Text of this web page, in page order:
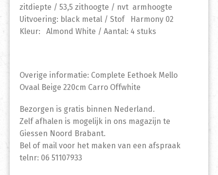
zitdiepte / 53,5 zithoogte / nvt armhoogte
Uitvoering: black metal / Stof Harmony 02
Kleur: Almond White / Aantal: 4 stuks
Overige informatie: Complete Eethoek Mello
Ovaal Beige 220cm Carro Offwhite
Bezorgen is gratis binnen Nederland.
Zelf afhalen is mogelijk in ons magazijn te
Giessen Noord Brabant.
Bel of mail voor het maken van een afspraak
telnr: 06 51107933